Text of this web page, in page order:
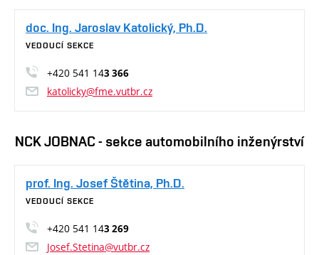
doc. Ing. Jaroslav Katolický, Ph.D.
VEDOUCÍ SEKCE
+420 541 143 366
katolicky@fme.vutbr.cz
NCK JOBNAC - sekce automobilního inženýrství
prof. Ing. Josef Štětina, Ph.D.
VEDOUCÍ SEKCE
+420 541 143 269
Josef.Stetina@vutbr.cz